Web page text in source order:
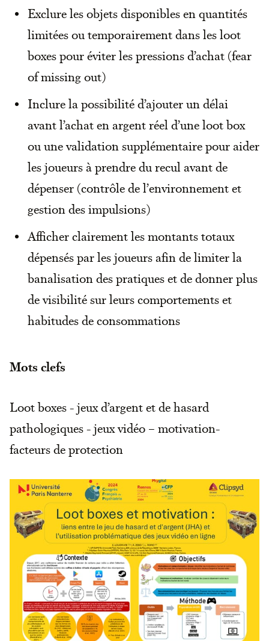
Exclure les objets disponibles en quantités
limitées ou temporairement dans les loot
boxes pour éviter les pressions d’achat (fear
of missing out)
Inclure la possibilité d’ajouter un délai
avant l’achat en argent réel d’une loot box
ou une validation supplémentaire pour aider
les joueurs à prendre du recul avant de
dépenser (contrôle de l’environnement et
gestion des impulsions)
Afficher clairement les montants totaux
dépensés par les joueurs afin de limiter la
banalisation des pratiques et de donner plus
de visibilité sur leurs comportements et
habitudes de consommations
Mots clefs
Loot boxes - jeux d’argent et de hasard
pathologiques - jeux vidéo – motivation-
facteurs de protection